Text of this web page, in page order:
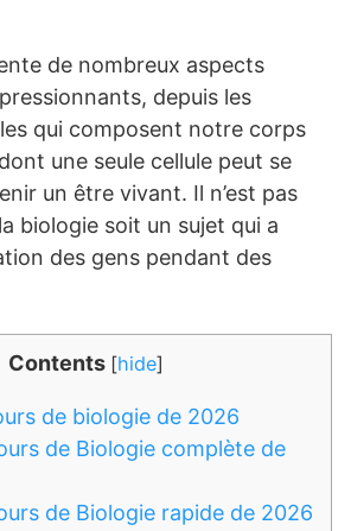
de nombreux aspects
depuis les
qui composent notre corps
une seule cellule peut se
un être vivant. Il n’est pas
biologie soit un sujet qui a
des gens pendant des
Contents [hide]
de biologie de 2026
de Biologie complète de
de Biologie rapide de 2026